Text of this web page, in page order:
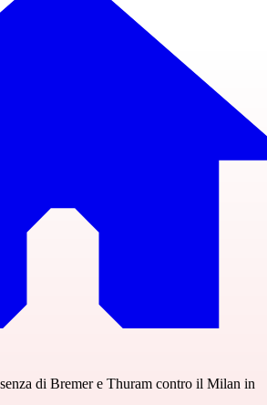
di Bremer e Thuram contro il Milan in